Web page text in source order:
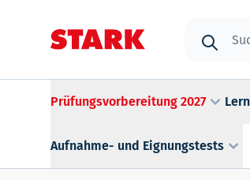
Prüfungsvorbereitung 2027
Aufnahme- und Eignungstests